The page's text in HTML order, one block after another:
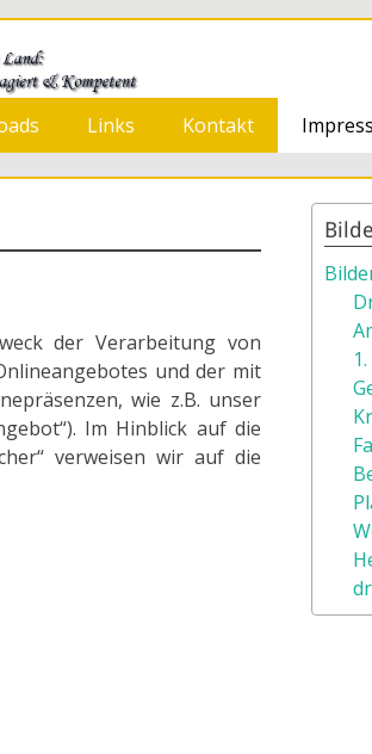
Links Kontakt
der Verarbeitung von
und der mit
wie z.B. unser
Im Hinblick auf die
verweisen wir auf die